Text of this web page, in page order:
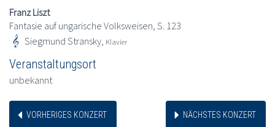
Franz Liszt
Fantasie auf ungarische Volksweisen, S. 123
Siegmund Stransky, Klavier
Veranstaltungsort
unbekannt
VORHERIGES KONZERT NÄCHSTES KONZERT